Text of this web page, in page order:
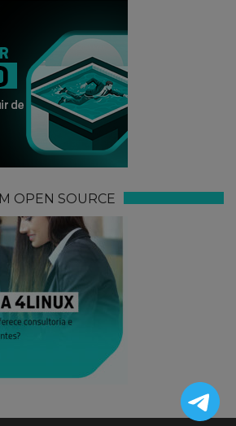
OPEN SOURCE